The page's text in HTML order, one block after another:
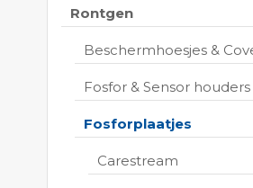
Rontgen
Beschermhoesjes &
Fosfor & Sensor houders
Fosforplaatjes
Carestream